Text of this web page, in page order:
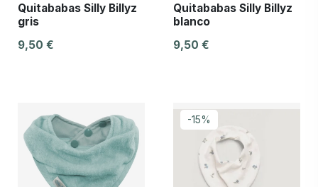
Quitababas Silly Billyz
gris
9,50 €
Quitababas Silly Billyz
blanco
9,50 €
-15%